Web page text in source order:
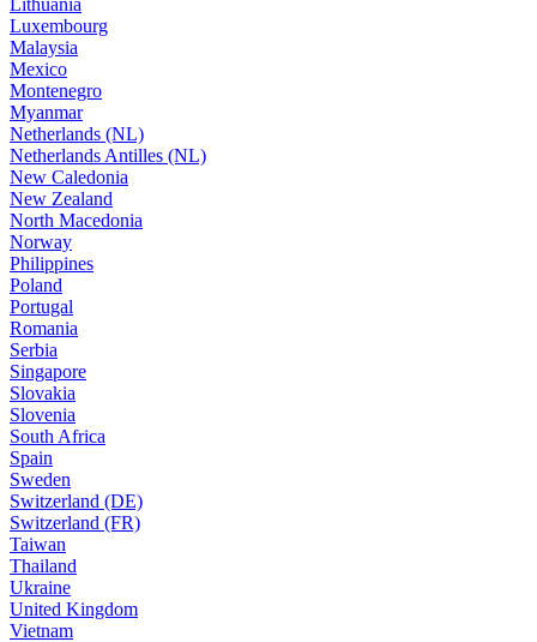
Luxembourg
Malaysia
Mexico
Montenegro
Myanmar
Netherlands (NL)
Netherlands Antilles (NL)
New Caledonia
New Zealand
North Macedonia
Norway
Philippines
Poland
Portugal
Romania
Serbia
Singapore
Slovakia
Slovenia
South Africa
Spain
Sweden
Switzerland (DE)
Switzerland (FR)
Taiwan
Thailand
Ukraine
United Kingdom
Vietnam